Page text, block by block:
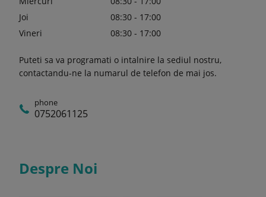
Joi
08:30 - 17:00
Vineri
08:30 - 17:00
Puteti sa va programati o intalnire la sediul nostru,
contactandu-ne la numarul de telefon de mai jos.
phone
0752061125
Despre Noi